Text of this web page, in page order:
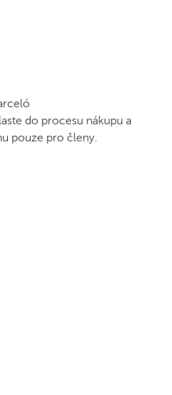
do procesu nákupu a
pouze pro členy.